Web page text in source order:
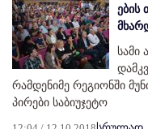
ების
სამი
რამდენიმე რეგიონში
პირები საბიუჯეტო